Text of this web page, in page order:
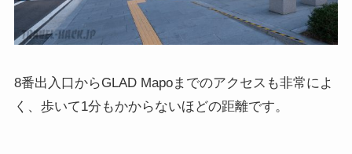
8番出入口からGLAD Mapoまでのアクセスも非常によ
く、歩いて1分もかからないほどの距離です。